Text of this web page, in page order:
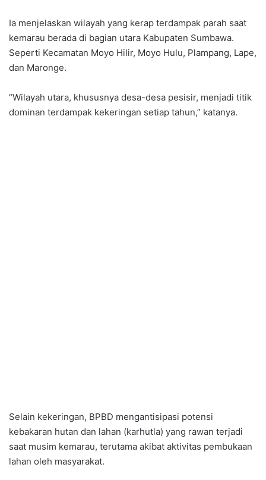
Ia menjelaskan wilayah yang kerap terdampak parah saat
kemarau berada di bagian utara Kabupaten Sumbawa.
Seperti Kecamatan Moyo Hilir, Moyo Hulu, Plampang, Lape,
dan Maronge.
“Wilayah utara, khususnya desa-desa pesisir, menjadi titik
dominan terdampak kekeringan setiap tahun,” katanya.
Selain kekeringan, BPBD mengantisipasi potensi
kebakaran hutan dan lahan (karhutla) yang rawan terjadi
saat musim kemarau, terutama akibat aktivitas pembukaan
lahan oleh masyarakat.